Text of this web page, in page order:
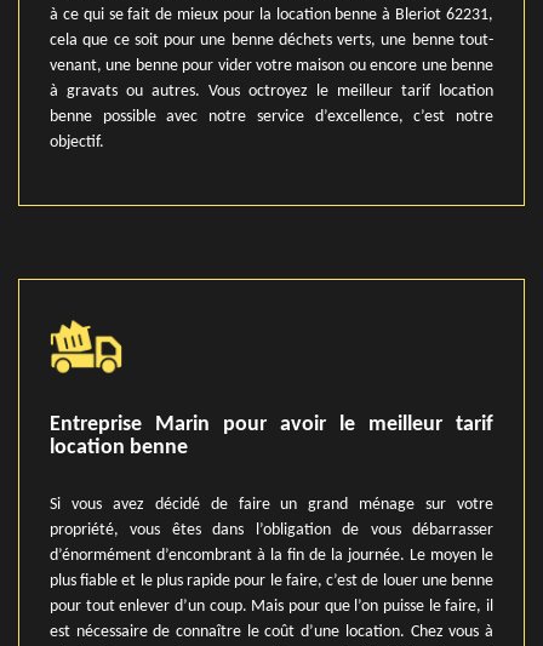
à ce qui se fait de mieux pour la location benne à Bleriot 62231,
cela que ce soit pour une benne déchets verts, une benne tout-
venant, une benne pour vider votre maison ou encore une benne
à gravats ou autres. Vous octroyez le meilleur tarif location
benne possible avec notre service d’excellence, c’est notre
objectif.
Entreprise Marin pour avoir le meilleur tarif
location benne
Si vous avez décidé de faire un grand ménage sur votre
propriété, vous êtes dans l’obligation de vous débarrasser
d’énormément d’encombrant à la fin de la journée. Le moyen le
plus fiable et le plus rapide pour le faire, c’est de louer une benne
pour tout enlever d’un coup. Mais pour que l’on puisse le faire, il
est nécessaire de connaître le coût d’une location. Chez vous à